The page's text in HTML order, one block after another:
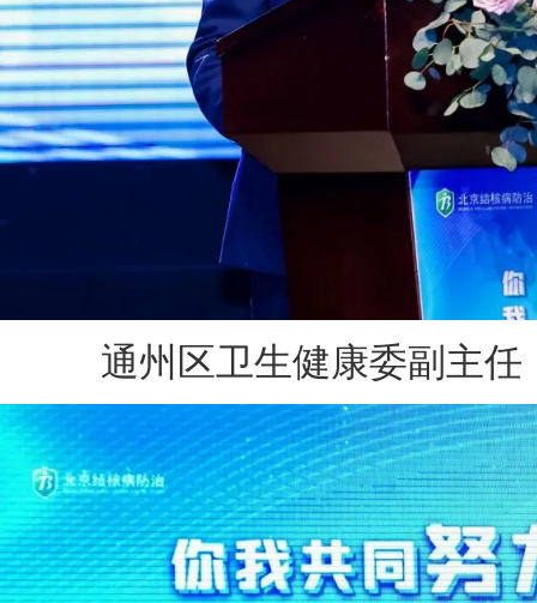
通州区卫生健康委副主